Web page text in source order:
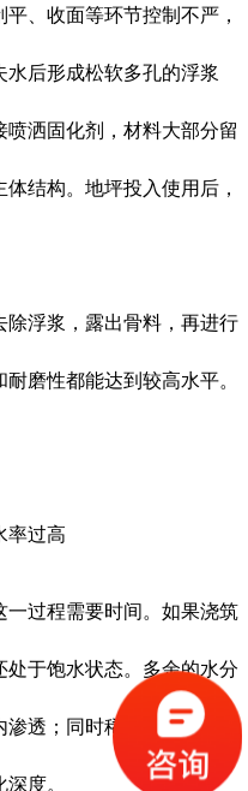
、收面等环节控制不严，
后形成松软多孔的浮浆
洒固化剂，材料大部分留
结构。地坪投入使用后，
浮浆，露出骨料，再进行
磨性都能达到较高水平。
率过高
过程需要时间。如果浇筑
处于饱水状态。多余的水分
透；同时稀释已渗入的组
度。